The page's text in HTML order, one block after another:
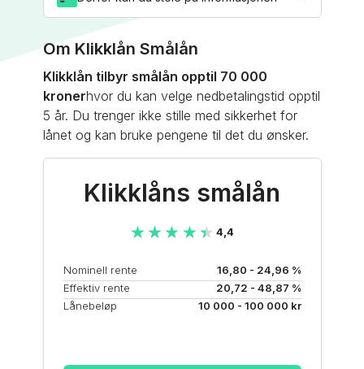
Om Klikklån Smålån
Klikklån tilbyr smålån opptil 70 000
kronerhvor du kan velge nedbetalingstid opptil
5 år. Du trenger ikke stille med sikkerhet for
lånet og kan bruke pengene til det du ønsker.
Klikklåns smålån
★★★★★
★★★★★ 4,4
Nominell rente
16,80 - 24,96 %
Effektiv rente
20,72 - 48,87 %
Lånebeløp
10 000 - 100 000 kr